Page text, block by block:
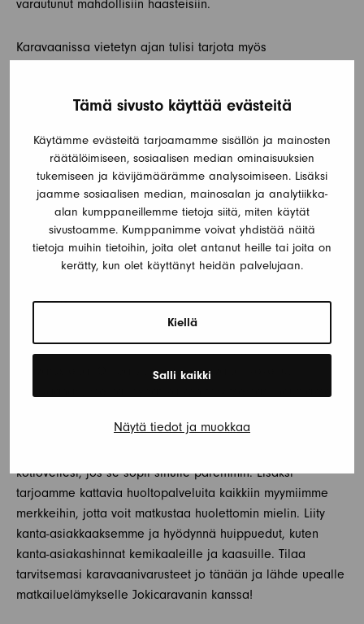
Tämä sivusto käyttää evästeitä
Käytämme evästeitä tarjoamamme sisällön ja mainosten
räätälöimiseen, sosiaalisen median ominaisuuksien
tukemiseen ja kävijämäärämme analysoimiseen. Lisäksi
jaamme sosiaalisen median, mainosalan ja analytiikka-
alan kumppaneillemme tietoja siitä, miten käytät
sivustoamme. Kumppanimme voivat yhdistää näitä
tietoja muihin tietoihin, joita olet antanut heille tai joita on
kerätty, kun olet käyttänyt heidän palvelujaan.
Kiellä
Salli kaikki
Näytä tiedot ja muokkaa
varautunut mahdollisiin haasteisiin.
Karavaanissa vietetyn ajan tulisi tarjota myös
grillivarusteita, telttoja ja matkailuvaunun markiiseja, joiden
Ulkoiluvarusteiden avulla voit viettää aikaa luonnossa ja
tehdä retkiä mielenkiintoisiin kohteisiin missä tahansa
matkasi aikana.
TUTUSTU JOKICARAVANIN LAAJAAN VALIKOIMAAN
JA TILAA TARVITSEMASI KARAVAANIVARUSTEET JO
TÄNÄÄN!
Jokicaravan on sitoutunut palvelemaan kaikkia
karavaanareita tarjoamalla laadukkaita tuotteita ja
lisävarusteita. Olitpa sitten aloitteleva tai kokenut
valikoimaamme sivuillamme tai vieraile myymälässämme
kotiovellesi, jos se sopii sinulle paremmin. Lisäksi
tarjoamme kattavia huoltopalveluita kaikkiin myymiimme
merkkeihin, jotta voit matkustaa huolettomin mielin. Liity
kanta-asiakkaaksemme ja hyödynnä huippuedut, kuten
kanta-asiakashinnat kemikaaleille ja kaasuille. Tilaa
tarvitsemasi karavaanivarusteet jo tänään ja lähde upealle
matkailuelämykselle Jokicaravanin kanssa!